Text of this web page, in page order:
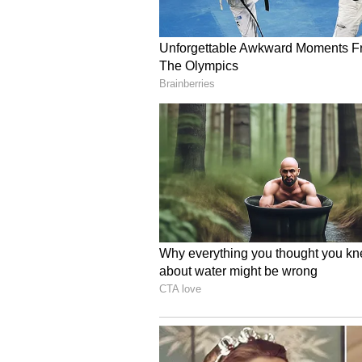
Image Credit :Instagram
ಜೀರ್ಣಕ್ರಿಯೆ ಮತ್ತು ತೂಕ ಇಳಿಕೆಗೆ ಸಹಕಾರಿ:
ನೀವು ಮಲಬದ್ಧತೆಯಿಂದ
ನಾರಿನಂಶ (Fiber) ಜೀರ್ಣಾಂಗ
ತೀರಾ ಕಡಿಮೆ ಇರುವುದರಿಂದ ಮತ್ತು
ತಿನ್ನುವುದನ್ನು ತಡೆಯುತ್ತದೆ. ಇದು ತೂಕ